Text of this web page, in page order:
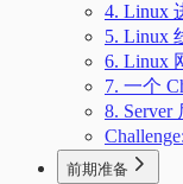
4. Linux
5. Linux
6. Linux
7. 一个
8. Server
前期准备